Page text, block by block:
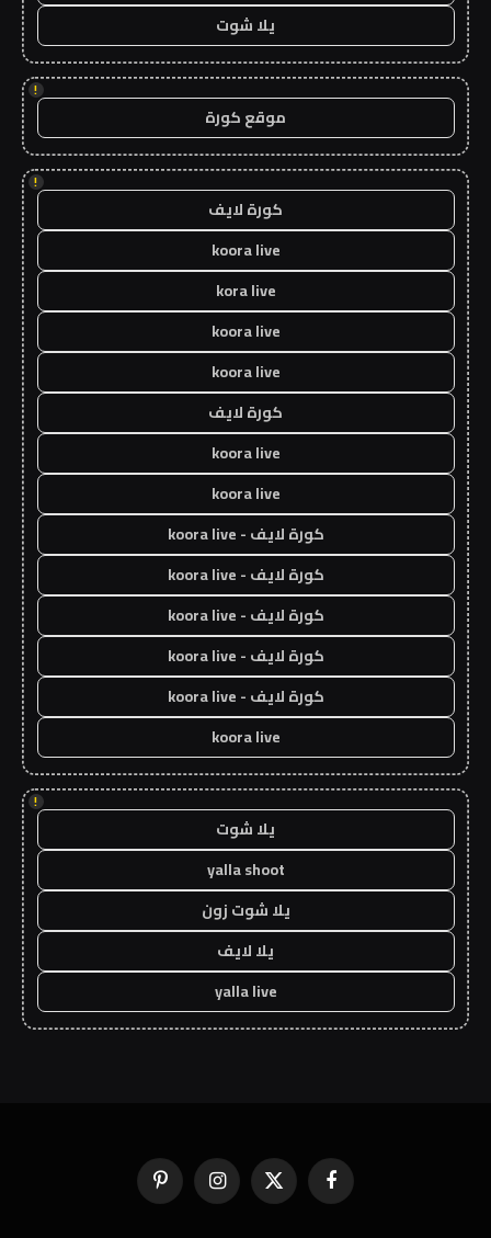
يلا شوت
!
موقع كورة
!
كورة لايف
koora live
kora live
koora live
koora live
كورة لايف
koora live
koora live
كورة لايف - koora live
كورة لايف - koora live
كورة لايف - koora live
كورة لايف - koora live
كورة لايف - koora live
koora live
!
يلا شوت
yalla shoot
يلا شوت زون
يلا لايف
yalla live
فيسبوك X
(Twitter)
الانستغرامبينتيريست